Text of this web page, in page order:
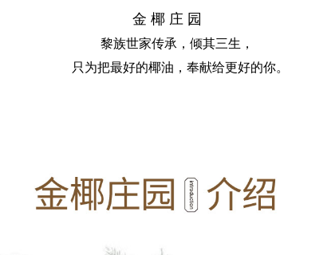
金 椰 庄 园
黎族世家传承，倾其三生，
只为把最好的椰油，奉献给更好的你。